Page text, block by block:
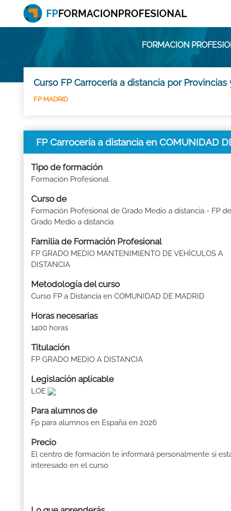
FORMACION
Curso FP Carrocería a distancia por Provincias
FP MADRID
FP Carrocería a distancia en COMUNIDAD
Tipo de formación
Formación Profesional
Curso de
Formación Profesional de Grado Medio a distancia - FP de
Grado Medio a distancia
Familia de Formación Profesional
FP GRADO MEDIO MANTENIMIENTO DE VEHÍCULOS A
DISTANCIA
Metodología del curso
Curso FP a Distancia en COMUNIDAD DE MADRID
Horas necesarias
1400 horas
Titulación
FP GRADO MEDIO A DISTANCIA
Legislación aplicable
LOE
Para alumnos de
Fp para alumnos en España en 2026
Precio
El centro de formación te informará personalmente si
interesado en el curso